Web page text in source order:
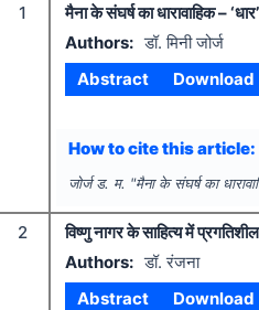
1
मैना के संघर्ष का धारावाहिक – ‘धार’
Authors: डॉ. मिनी जोर्ज
Abstract
Download
How to cite this article:
जोर्ज ड. म. "मैना के संघर्ष का
2
विष्णु नागर के साहित्य में
Authors: डॉ. रंजना
Abstract
Download